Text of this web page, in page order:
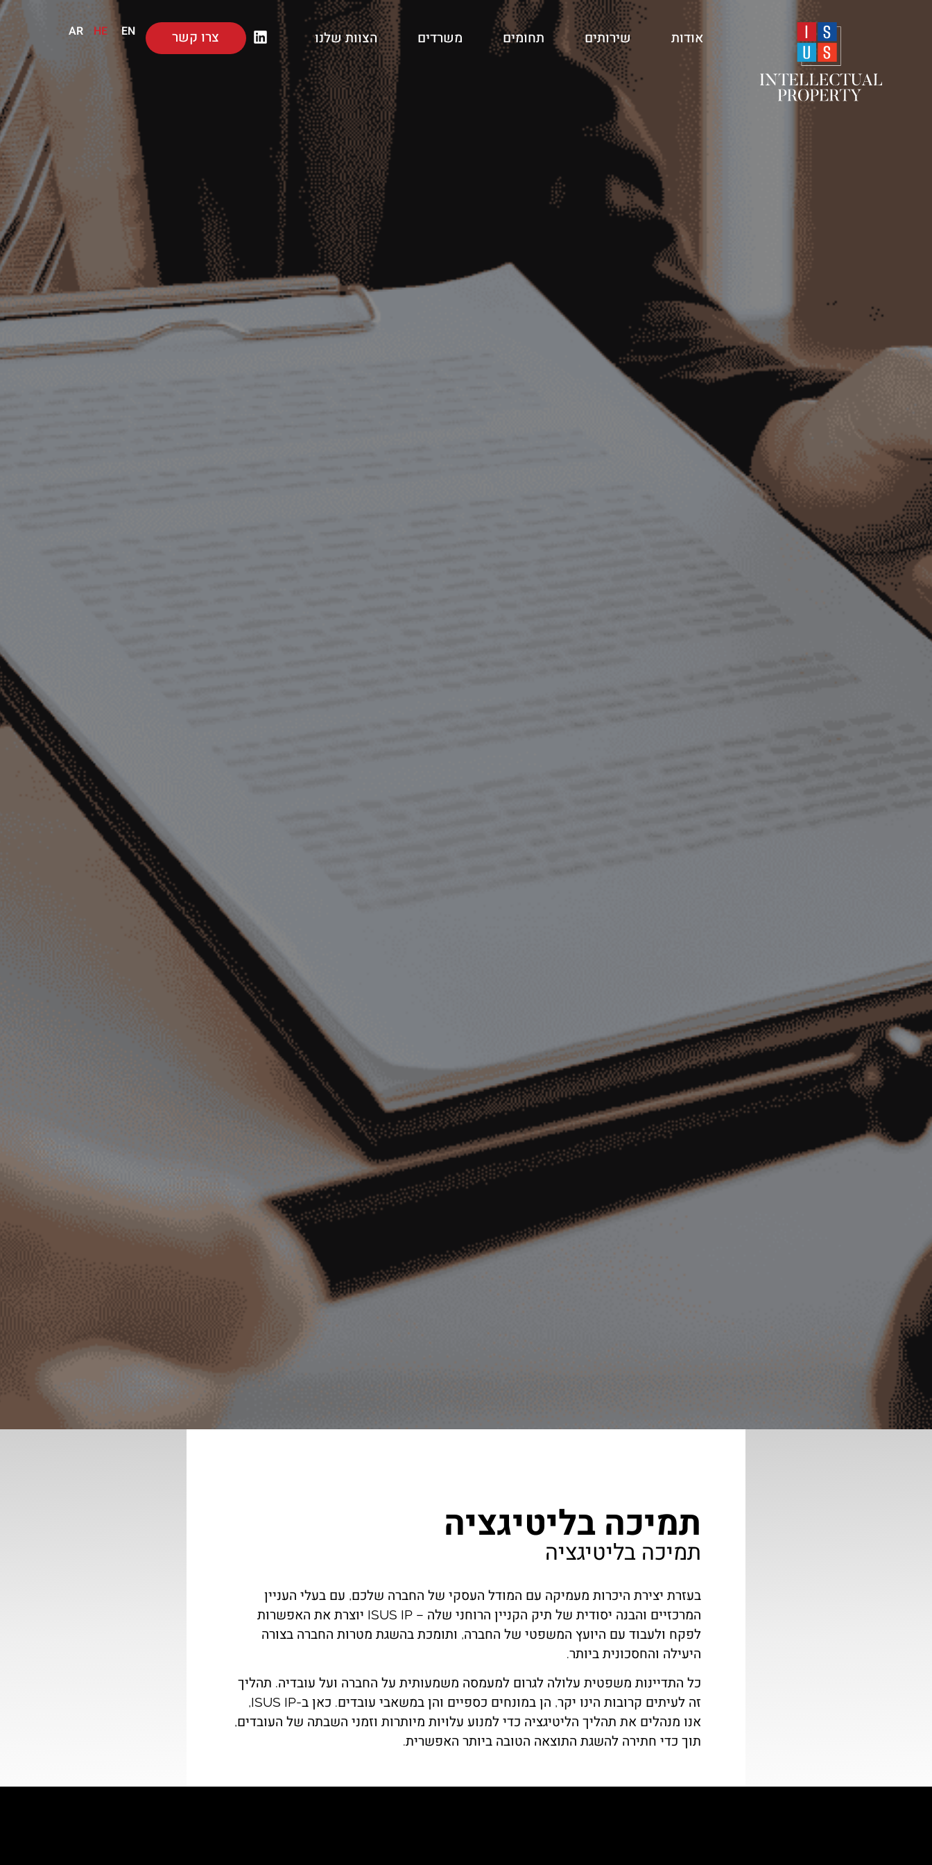
אודות שירותים תחומים משרדים הצוות שלנו צרו קשר EN
HE
AR
תמיכה בליטיגציה
תמיכה בליטיגציה
בעזרת יצירת היכרות מעמיקה עם המודל העסקי של החברה שלכם, עם בעלי העניין
המרכזיים והבנה יסודית של תיק הקניין הרוחני שלה – ISUS IP יוצרת את האפשרות
לפקח ולעבוד עם היועץ המשפטי של החברה, ותומכת בהשגת מטרות החברה בצורה
היעילה והחסכונית ביותר.
כל התדיינות משפטית עלולה לגרום למעמסה משמעותית על החברה ועל עובדיה. תהליך
זה לעיתים קרובות הינו יקר, הן במונחים כספיים והן במשאבי עובדים. כאן ב-ISUS IP,
אנו מנהלים את תהליך הליטיגציה כדי למנוע עלויות מיותרות וזמני השבתה של העובדים,
תוך כדי חתירה להשגת התוצאה הטובה ביותר האפשרית.